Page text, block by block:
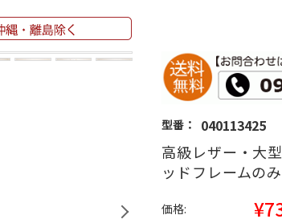
型番： 040113425
高級レザー・大
ッドフレームの
価格: